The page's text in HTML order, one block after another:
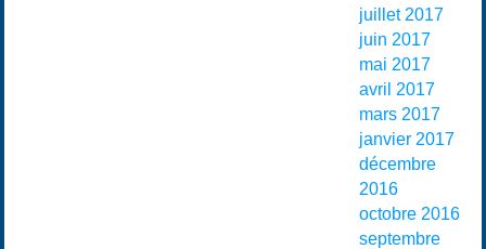
juillet 2017
juin 2017
mai 2017
avril 2017
mars 2017
janvier 2017
décembre
2016
octobre 2016
septembre